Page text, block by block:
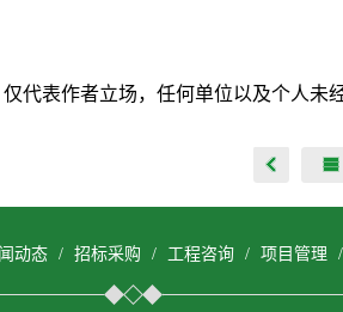
代表作者立场，任何单位以及个人未
动态 / 招标采购 / 工程咨询 / 项目管理